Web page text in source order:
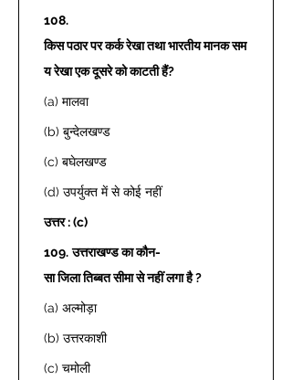
108.
किस पठार पर कर्क रेखा तथा भारतीय मानक सम
य रेखा एक दूसरे को काटती हैं?
(a) मालवा
(b) बुन्देलखण्ड
(c) बघेलखण्ड
(d) उपर्युक्त में से कोई नहीं
उत्तर : (c)
109. उत्तराखण्ड का कौन-
सा जिला तिब्बत सीमा से नहीं लगा है ?
(a) अल्मोड़ा
(b) उत्तरकाशी
(c) चमोली